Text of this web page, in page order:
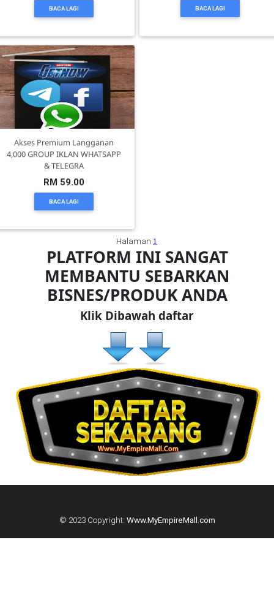
BACA LAGI BACA LAGI
Akses Premium Langganan
4,000 GROUP IKLAN WHATSAPP
& TELEGRA
RM 59.00
BACA LAGI
Halaman 1
PLATFORM INI SANGAT
MEMBANTU SEBARKAN
BISNES/PRODUK ANDA
Klik Dibawah daftar
© 2023 Copyright: Www.MyEmpireMall.com